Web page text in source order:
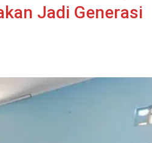
Jadi Generasi